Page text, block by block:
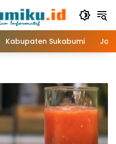
Kabupaten Sukabumi